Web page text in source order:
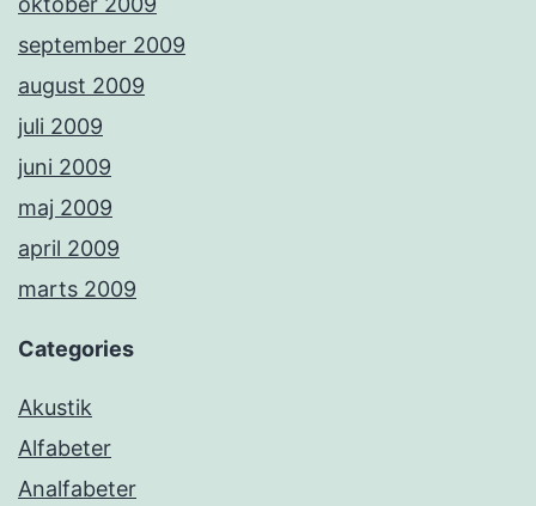
september 2009
august 2009
juli 2009
juni 2009
maj 2009
april 2009
marts 2009
Categories
Akustik
Alfabeter
Analfabeter